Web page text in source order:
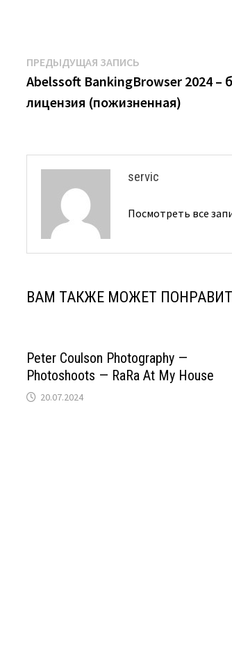
Навигация
по
записям
ПРЕДЫДУЩАЯ ЗАПИСЬ
запись:
Abelssoft BankingBrowser 2024 –
лицензия (пожизненная)
servic
Посмотреть все
ВАМ ТАКЖЕ МОЖЕТ
Peter Coulson Photography —
Photoshoots — RaRa At My House
20.07.2024